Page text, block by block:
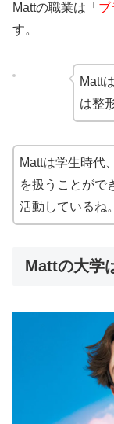
Mattの職業は「 ブ
す。
Matt
は整
Mattは学生時代
を扱うことがで
活動しているね。
Mattの大学